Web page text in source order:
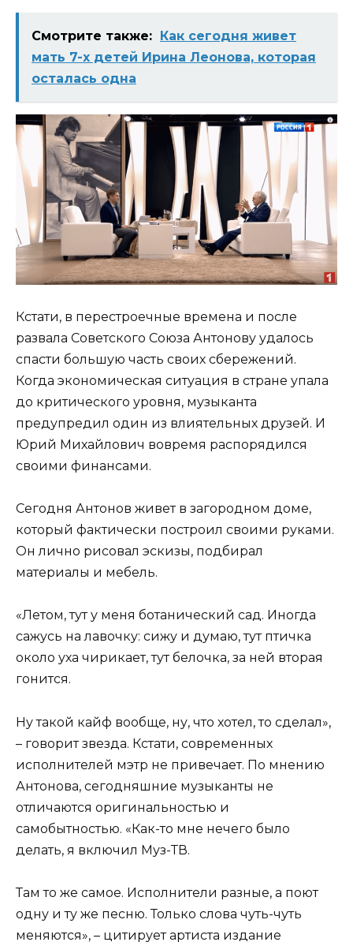
Смотрите также: Как сегодня живет
мать 7-х детей Ирина Леонова, которая
осталась одна
Кстати, в перестроечные времена и после
развала Советского Союза Антонову удалось
спасти большую часть своих сбережений.
Когда экономическая ситуация в стране упала
до критического уровня, музыканта
предупредил один из влиятельных друзей. И
Юрий Михайлович вовремя распорядился
своими финансами.
Сегодня Антонов живет в загородном доме,
который фактически построил своими руками.
Он лично рисовал эскизы, подбирал
материалы и мебель.
«Летом, тут у меня ботанический сад. Иногда
сажусь на лавочку: сижу и думаю, тут птичка
около уха чирикает, тут белочка, за ней вторая
гонится.
Ну такой кайф вообще, ну, что хотел, то сделал»,
– говорит звезда. Кстати, современных
исполнителей мэтр не привечает. По мнению
Антонова, сегодняшние музыканты не
отличаются оригинальностью и
самобытностью. «Как-то мне нечего было
делать, я включил Муз-ТВ.
Там то же самое. Исполнители разные, а поют
одну и ту же песню. Только слова чуть-чуть
меняются», – цитирует артиста издание